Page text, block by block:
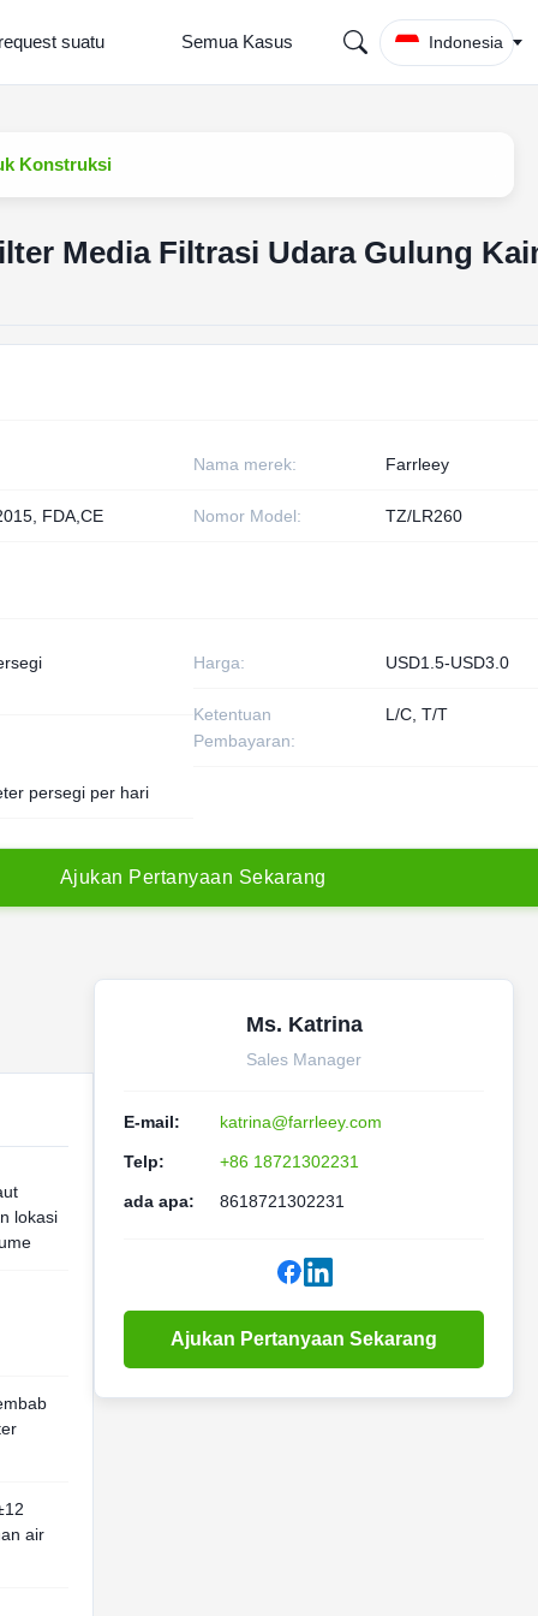
suatu Semua Kasus Indonesia
Konstruksi
Media Filtrasi Udara Gulung
Nama merek: Farrleey
FDA,CE Nomor Model: TZ/LR260
Harga: USD1.5-USD3.0
Ketentuan
Pembayaran:
L/C, T/T
persegi per hari
Ajukan Pertanyaan Sekarang
lokasi
air
Ms. Katrina
Sales Manager
E-mail: katrina@farrleey.com
Telp: +86 18721302231
ada apa: 8618721302231
Ajukan Pertanyaan Sekarang